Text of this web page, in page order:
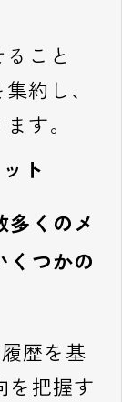
こと
約し、
す。
ト
多くのメ
くつかの
歴を基
を把握す